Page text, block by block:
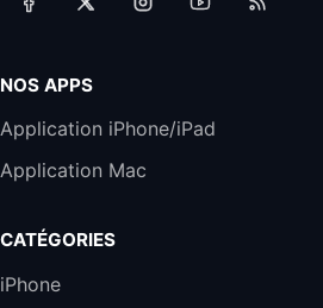
Harman Kardon
289,47€
Galaxy S25 FE 6,7\" 5G
Blanc
NOS APPS
Application iPhone/iPad
Application Mac
CATÉGORIES
iPhone